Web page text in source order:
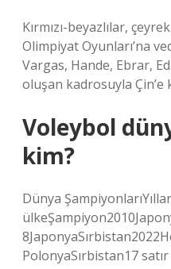
Kırmızı-beyazlılar,
Olimpiyat Oyunları’na
Vargas, Hande, Ebrar,
oluşan kadrosuyla Çin’e
Voleybol
kim?
Dünya
PolonyaSırbistan17